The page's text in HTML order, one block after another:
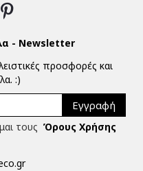
- Newsletter
προσφορές και
:)
Εγγραφή
τους Όρους Χρήσης